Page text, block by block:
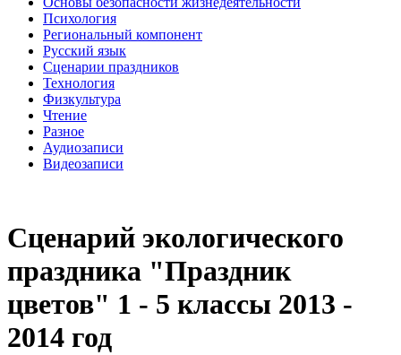
Психология
Региональный компонент
Русский язык
Сценарии праздников
Технология
Физкультура
Чтение
Разное
Аудиозаписи
Видеозаписи
Сценарий экологического
праздника "Праздник
цветов" 1 - 5 классы 2013 -
2014 год